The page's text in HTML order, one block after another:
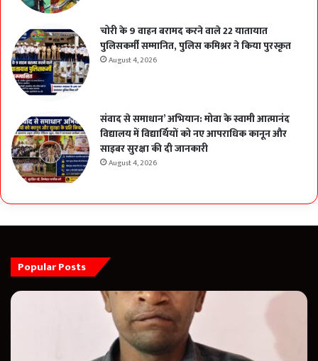
चोरी के 9 वाहन बरामद करने वाले 22 यातायात
पुलिसकर्मी सम्मानित, पुलिस कमिश्नर ने किया पुरस्कृत
August 4, 2026
संवाद से समाधान’ अभियान: मोवा के स्वामी आत्मानंद
विद्यालय में विद्यार्थियों को नए आपराधिक कानून और
साइबर सुरक्षा की दी जानकारी
August 4, 2026
Popular Posts